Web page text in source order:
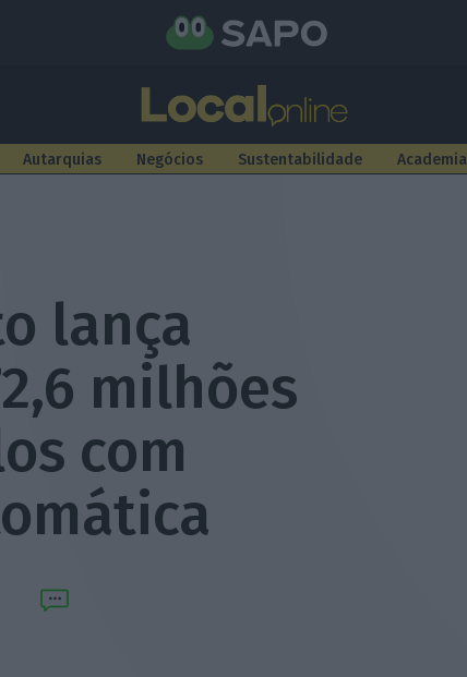
Autarquias Negócios Sustentabilidade Academia
lança
milhões
com